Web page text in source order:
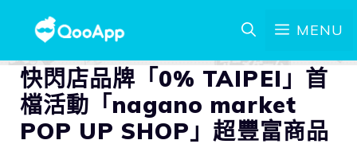
MENU
快閃店品牌「0% TAIPEI」首
檔活動「nagano market
POP UP SHOP」超豐富商品